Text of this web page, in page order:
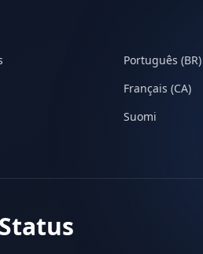
Português (BR)
Français (CA)
Suomi